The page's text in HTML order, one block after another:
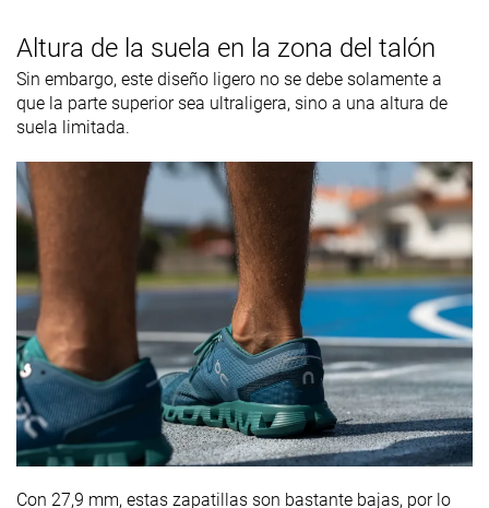
Altura de la suela en la zona del talón
Sin embargo, este diseño ligero no se debe solamente a
que la parte superior sea ultraligera, sino a una altura de
suela limitada.
Con 27,9 mm, estas zapatillas son bastante bajas, por lo